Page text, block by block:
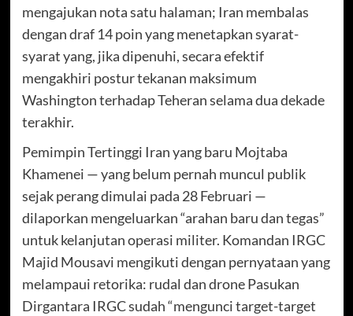
mengajukan nota satu halaman; Iran membalas
dengan draf 14 poin yang menetapkan syarat-
syarat yang, jika dipenuhi, secara efektif
mengakhiri postur tekanan maksimum
Washington terhadap Teheran selama dua dekade
terakhir.
Pemimpin Tertinggi Iran yang baru Mojtaba
Khamenei — yang belum pernah muncul publik
sejak perang dimulai pada 28 Februari —
dilaporkan mengeluarkan “arahan baru dan tegas”
untuk kelanjutan operasi militer. Komandan IRGC
Majid Mousavi mengikuti dengan pernyataan yang
melampaui retorika: rudal dan drone Pasukan
Dirgantara IRGC sudah “mengunci target-target